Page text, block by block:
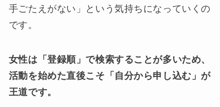
手ごたえがない」という気持ちになっていくの
です。
女性は「登録順」で検索することが多いため、
活動を始めた直後こそ「自分から申し込む」が
王道です。